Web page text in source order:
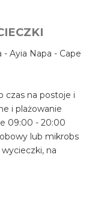
Ayia Napa - Cape
czas na postoje i
i plażowanie
09:00 - 20:00
lub mikrobs
na